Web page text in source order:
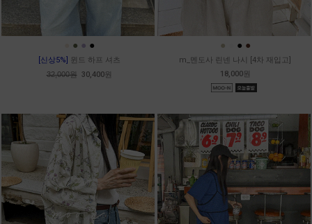
● ● ●
[신상5%] 윈드 하프 셔츠
32,000원 30,400원
● ● ●
m_멘도사 린넨 나시 [4차 재입고]
18,000원